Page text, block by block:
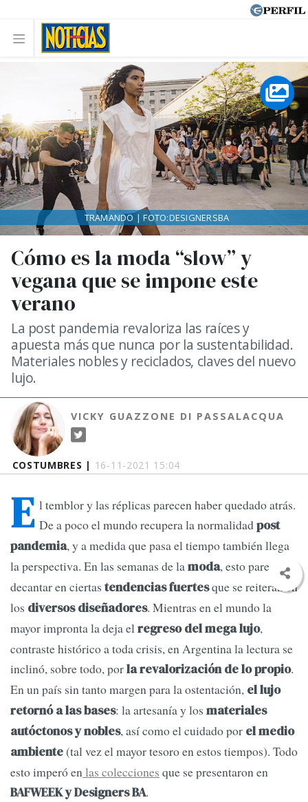
COSTUMBRES | 16-11-2021 15:04
Cómo es la moda “slow” y
vegana que se impone este
verano
La post pandemia revaloriza las raíces y
apuesta más que nunca por la sustentabilidad.
Materiales nobles y reciclados, claves del nuevo
lujo.
VICKY GUAZZONE DI PASSALACQUA
TRAMANDO | FOTO:DESIGNERSBA
E l temblor y las réplicas parecen haber quedado atrás.
De a poco el mundo recupera la normalidadpost
pandemia, y a medida que pasa el tiempo también llega
la perspectiva. En las semanas de lamoda, esto parece
decantar en ciertas tendencias fuertesque se reiteran en
los diversos diseñadores. Mientras en el mundo la
mayor impronta la deja elregreso del mega lujo,
contraste histórico a toda crisis, en Argentina la lectura se
inclinó, sobre todo, porla revalorización de lo propio.
En un país sin tanto margen para la ostentación, el lujo
retornó a las bases: la artesanía y los materiales
autóctonos y nobles, así como el cuidado por el medio
ambiente(tal vez el mayor tesoro en estos tiempos). Todo
esto imperó enlas colecciones que se presentaron en
BAFWEEK y Designers BA.